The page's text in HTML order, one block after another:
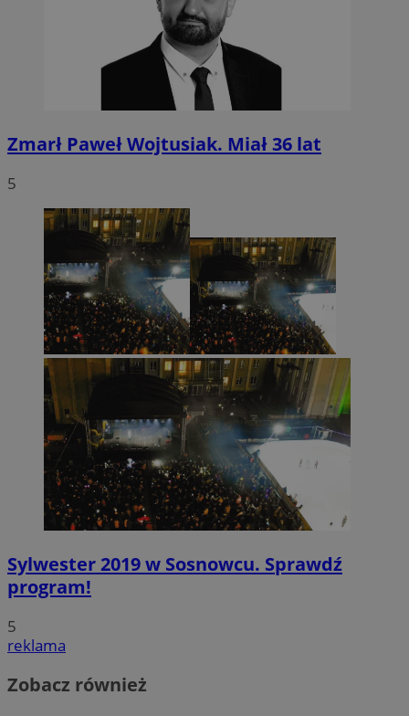
Zmarł Paweł Wojtusiak. Miał 36 lat
5
Sylwester 2019 w Sosnowcu. Sprawdź
program!
5
reklama
Zobacz również